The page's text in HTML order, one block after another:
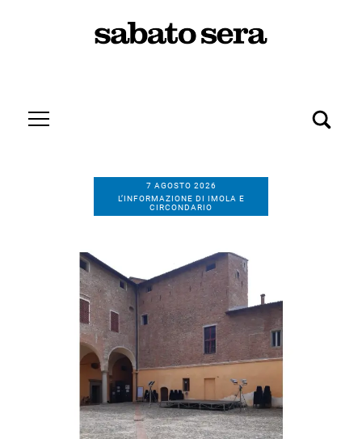
7 AGOSTO 2026
L’INFORMAZIONE DI IMOLA E
CIRCONDARIO